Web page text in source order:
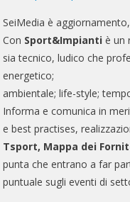
SeiMedia è
Con Sport&Impianti è un
sia tecnico, ludico che
energetico;
ambientale; life-style;
Informa e comunica in
e best practises,
Tsport, Mappa dei
punta che entrano a far
puntuale sugli eventi di